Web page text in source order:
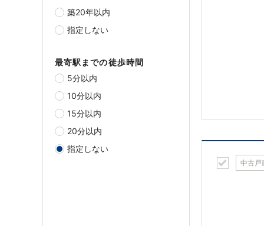
築20年以内
指定しない
最寄駅までの徒歩時間
5分以内
10分以内
15分以内
20分以内
指定しない
中古戸